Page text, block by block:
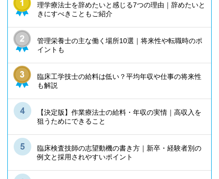
理学療法士を辞めたいと感じる7つの理由｜辞めたいと
きにすべきこともご紹介
管理栄養士の主な働く場所10選｜将来性や転職時のポ
イントも
臨床工学技士の給料は低い？平均年収や仕事の将来性
も解説
【決定版】作業療法士の給料・年収の実情｜高収入を
狙うためにできること
臨床検査技師の志望動機の書き方｜新卒・経験者別の
例文と採用されやすいポイント